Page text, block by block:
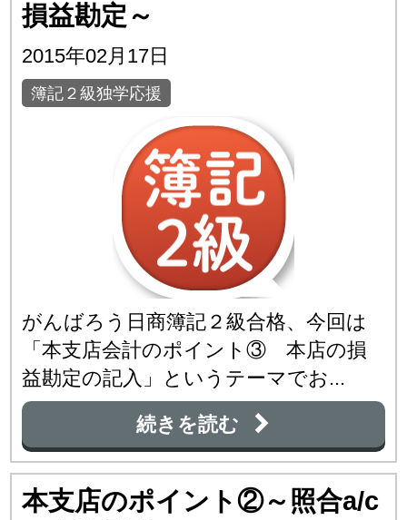
損益勘定～
2015年02月17日
簿記２級独学応援
がんばろう日商簿記２級合格、今回は
「本支店会計のポイント③ 本店の損
益勘定の記入」というテーマでお...
続きを読む
本支店のポイント②～照合a/c